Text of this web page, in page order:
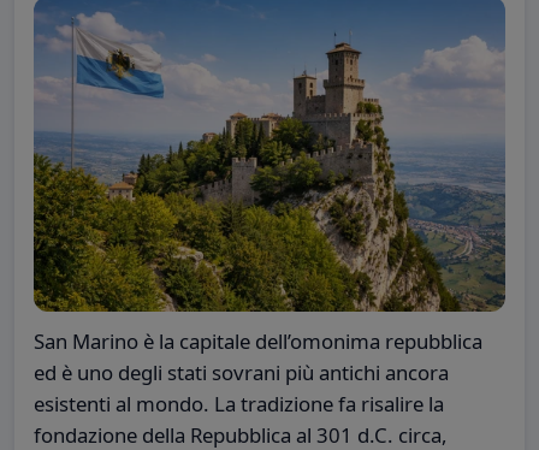
San Marino è la capitale dell’omonima repubblica
ed è uno degli stati sovrani più antichi ancora
esistenti al mondo. La tradizione fa risalire la
fondazione della Repubblica al 301 d.C. circa,